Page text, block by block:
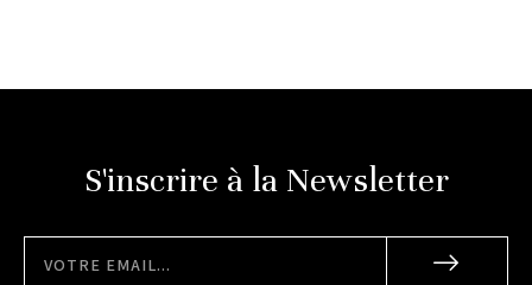
S'inscrire à la Newsletter